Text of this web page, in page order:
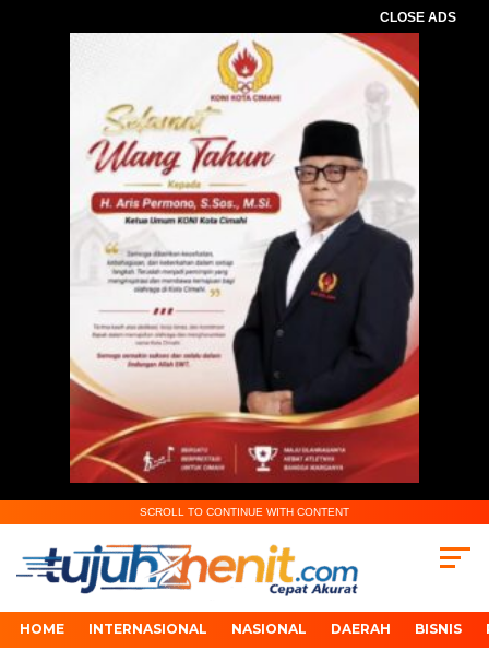
CLOSE ADS
SCROLL TO CONTINUE WITH CONTENT
HOME INTERNASIONAL NASIONAL DAERAH BISNIS